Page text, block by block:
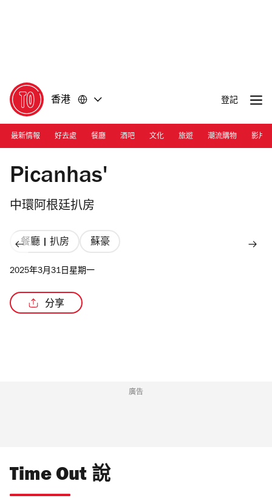
香港 登記
最新情報 好去處 餐廳 酒吧 文化 旅遊 潮流購物 影片
Photograph: Courtesy Picanhas'
Picanhas'
中環阿根廷扒房
餐廳 | 扒房 蘇豪
2025年3月31日星期一
分享
廣告
Time Out 說